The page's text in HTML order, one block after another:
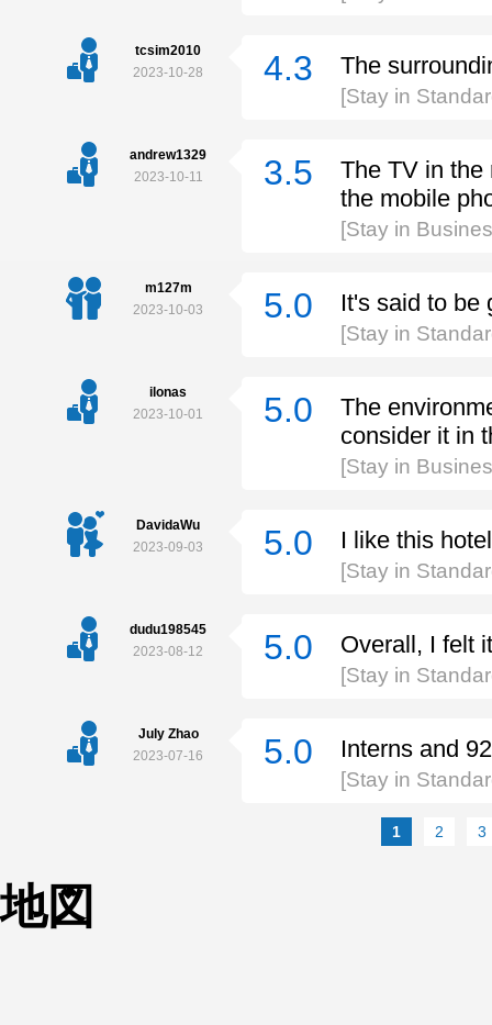
tcsim2010
2023-10-28
4.3 The
[Stay in
andrew1329
2023-10-11
3.5
The TV in the
the mobile
[Stay in
m127m
2023-10-03
5.0 It's said to be
[Stay in
ilonas
2023-10-01
5.0
The
consider it in
[Stay in
DavidaWu
2023-09-03
5.0 I like this hotel
[Stay in
dudu198545
2023-08-12
5.0 Overall, I felt
[Stay in
July Zhao
2023-07-16
5.0 Interns and
[Stay in
1 2 3
地図